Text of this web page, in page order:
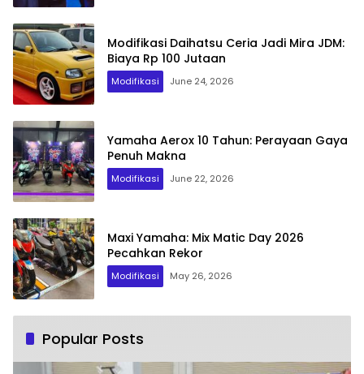
Modifikasi Daihatsu Ceria Jadi Mira JDM:
Biaya Rp 100 Jutaan
Modifikasi June 24, 2026
Yamaha Aerox 10 Tahun: Perayaan Gaya
Penuh Makna
Modifikasi June 22, 2026
Maxi Yamaha: Mix Matic Day 2026
Pecahkan Rekor
Modifikasi May 26, 2026
Popular Posts